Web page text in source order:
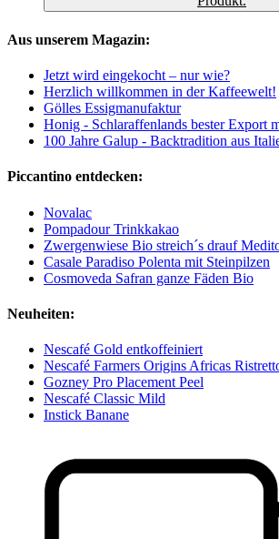
Aus unserem Magazin:
Jetzt wird eingekocht – nur wie?
Herzlich willkommen in der Kaffeewelt!
Gölles Essigmanufaktur
Honig - Schlaraffenlands bester Export
100 Jahre Galup - Backtradition aus
Piccantino entdecken:
Novalac
Pompadour Trinkkakao
Zwergenwiese Bio streich´s drauf
Casale Paradiso Polenta mit Steinpilzen
Cosmoveda Safran ganze Fäden Bio
Neuheiten:
Nescafé Gold entkoffeiniert
Nescafé Farmers Origins Africas
Gozney Pro Placement Peel
Nescafé Classic Mild
Instick Banane